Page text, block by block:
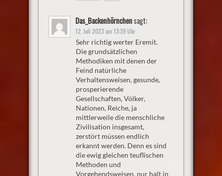
Das_Backenhörnchensagt:
12. Juli 2023 um 13:39 Uhr
Sehr richtig werter Eremit.
Die grundsätzlichen
Methodiken mit denen der
Feind natürliche
Verhaltensweisen, gesunde,
prosperierende
Gesellschaften, Völker,
Nationen, Reiche, ja
mittlerweile die menschliche
Zivilisation insgesamt,
zerstört müssen endlich
erkannt werden. Denn es sind
die ewig gleichen teuflischen
Methoden und
Vorgehendsweisen, nur halt in